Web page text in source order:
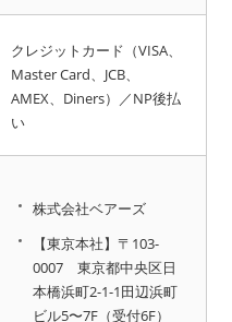
クレジットカード（VISA、
Master Card、JCB、
AMEX、Diners）／NP後払
い
株式会社ベアーズ
【東京本社】〒103-
0007 東京都中央区日
本橋浜町2-1-1田辺浜町
ビル5〜7F（受付6F）